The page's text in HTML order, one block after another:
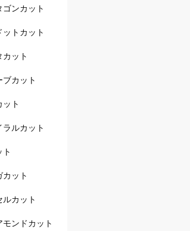
ゴンカット
トカット
ット
ブカット
ト
ラルカット
カット
ルカット
モンドカット